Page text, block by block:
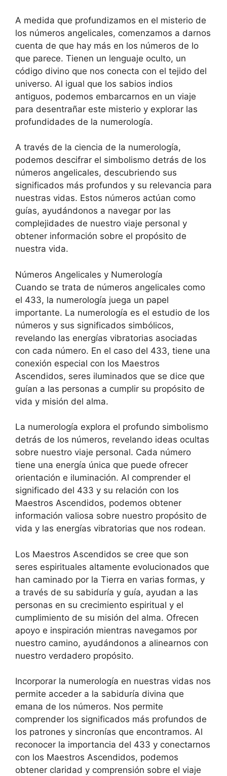
A medida que profundizamos en el misterio de
los números angelicales, comenzamos a darnos
cuenta de que hay más en los números de lo
que parece. Tienen un lenguaje oculto, un
código divino que nos conecta con el tejido del
universo. Al igual que los sabios indios
antiguos, podemos embarcarnos en un viaje
para desentrañar este misterio y explorar las
profundidades de la numerología.
A través de la ciencia de la numerología,
podemos descifrar el simbolismo detrás de los
números angelicales, descubriendo sus
significados más profundos y su relevancia para
nuestras vidas. Estos números actúan como
guías, ayudándonos a navegar por las
complejidades de nuestro viaje personal y
obtener información sobre el propósito de
nuestra vida.
Números Angelicales y Numerología
Cuando se trata de números angelicales como
el 433, la numerología juega un papel
importante. La numerología es el estudio de los
números y sus significados simbólicos,
revelando las energías vibratorias asociadas
con cada número. En el caso del 433, tiene una
conexión especial con los Maestros
Ascendidos, seres iluminados que se dice que
guían a las personas a cumplir su propósito de
vida y misión del alma.
La numerología explora el profundo simbolismo
detrás de los números, revelando ideas ocultas
sobre nuestro viaje personal. Cada número
tiene una energía única que puede ofrecer
orientación e iluminación. Al comprender el
significado del 433 y su relación con los
Maestros Ascendidos, podemos obtener
información valiosa sobre nuestro propósito de
vida y las energías vibratorias que nos rodean.
Los Maestros Ascendidos se cree que son
seres espirituales altamente evolucionados que
han caminado por la Tierra en varias formas, y
a través de su sabiduría y guía, ayudan a las
personas en su crecimiento espiritual y el
cumplimiento de su misión del alma. Ofrecen
apoyo e inspiración mientras navegamos por
nuestro camino, ayudándonos a alinearnos con
nuestro verdadero propósito.
Incorporar la numerología en nuestras vidas nos
permite acceder a la sabiduría divina que
emana de los números. Nos permite
comprender los significados más profundos de
los patrones y sincronías que encontramos. Al
reconocer la importancia del 433 y conectarnos
con los Maestros Ascendidos, podemos
obtener claridad y comprensión sobre el viaje